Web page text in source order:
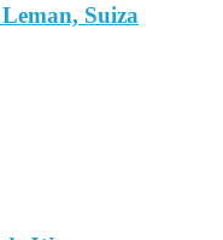
Suiza